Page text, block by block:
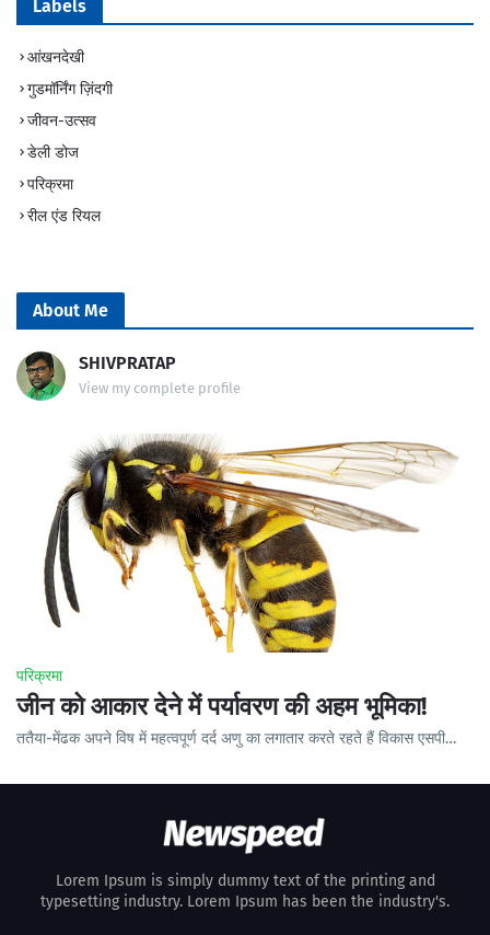
Labels
आंखनदेखी
गुडमॉर्निंग ज़िंदगी
जीवन-उत्सव
डेली डोज
परिक्रमा
रील एंड रियल
About Me
SHIVPRATAP
View my complete profile
परिक्रमा
जीन को आकार देने में पर्यावरण की अहम भूमिका!
ततैया-मेंढक अपने विष में महत्वपूर्ण दर्द अणु का लगातार करते रहते हैं विकास एसपी…
Lorem Ipsum is simply dummy text of the printing and
typesetting industry. Lorem Ipsum has been the industry's.